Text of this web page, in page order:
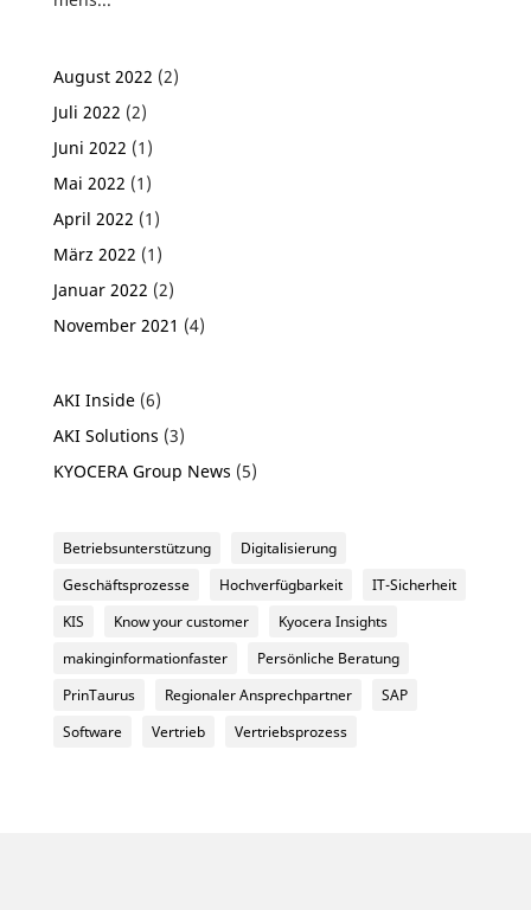
August 2022 (2)
Juli 2022 (2)
Juni 2022 (1)
Mai 2022 (1)
April 2022 (1)
März 2022 (1)
Januar 2022 (2)
November 2021 (4)
AKI Inside(6)
AKI Solutions (3)
KYOCERA Group News (5)
Betriebsunterstützung
Digitalisierung
Geschäftsprozesse
Hochverfügbarkeit
IT-Sicherheit
KIS
Know your customer
Kyocera Insights
makinginformationfaster
Persönliche Beratung
PrinTaurus
Regionaler Ansprechpartner
SAP
Software
Vertrieb Vertriebsprozess